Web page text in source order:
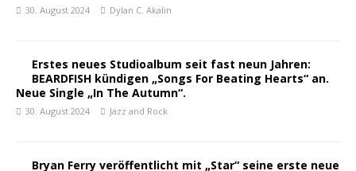
30. August 2024 Dylan C. Akalin
Erstes neues Studioalbum seit fast neun Jahren:
BEARDFISH kündigen „Songs For Beating Hearts“ an.
Neue Single „In The Autumn“.
30. August 2024 Jazz and Rock
Bryan Ferry veröffentlicht mit „Star“ seine erste neue